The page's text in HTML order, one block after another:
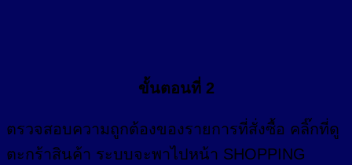
ขั้นตอนที่ 2
ตรวจสอบความถูกต้องของรายการที่สั่งซื้อ คลิ๊กที่ดู
ตะกร้าสินค้า ระบบจะพาไปหน้า SHOPPING